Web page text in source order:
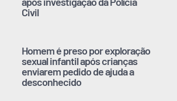
Civil
Homem é preso por exploração
sexual infantil após crianças
enviarem pedido de ajuda a
desconhecido